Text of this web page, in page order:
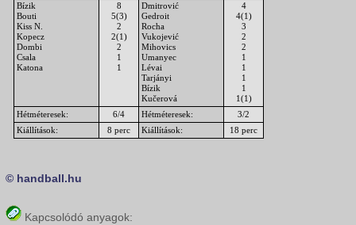
Bízik
Bouti
Kiss N.
Kopecz
Dombi
Csala
Katona
8
5(3)
2
2(1)
2
1
1
Dmitrović
Gedroit
Rocha
Vukojević
Mihovics
Umanyec
Lévai
Tarjányi
Bízik
Kučerová
4
4(1)
3
2
2
1
1
1
1
1(1)
Hétméteresek:
6/4 Hétméteresek:
3/2
Kiállítások:
8 perc Kiállítások: 18 perc
© handball.hu
Kapcsolódó anyagok: